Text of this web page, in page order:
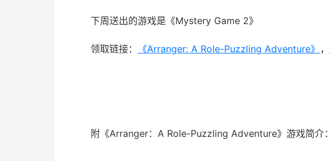
下周送出的游戏是《Mystery Game 2》
领取链接： 《Arranger: A Role-Puzzling Adventure》 ，
附《Arranger：A Role-Puzzling Adventure》游戏简介：